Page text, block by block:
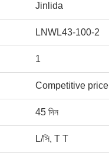
Jinlida
LNWL43-100-2
1
Competitive price
45 দিন
L/সি, T T